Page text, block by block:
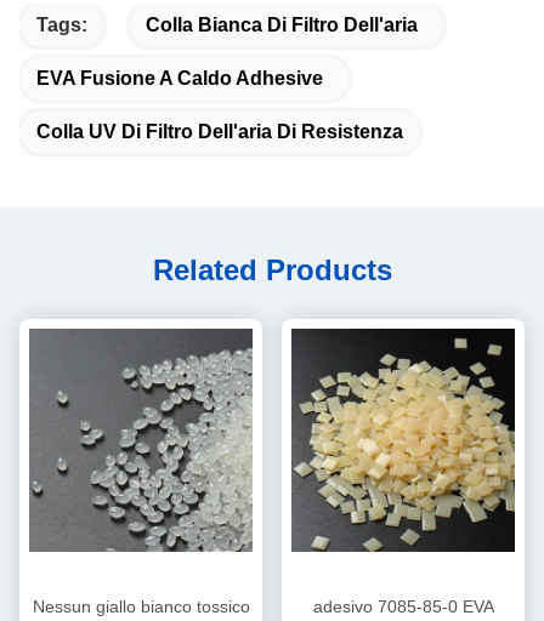
Tags: Colla Bianca Di Filtro Dell'aria
EVA Fusione A Caldo Adhesive
Colla UV Di Filtro Dell'aria Di Resistenza
Related Products
Nessun giallo bianco tossico
adesivo 7085-85-0 EVA